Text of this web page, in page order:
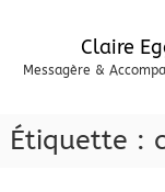
Claire
Messagère &
Étiquette :